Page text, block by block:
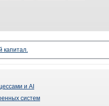
капитал.
и AI
систем